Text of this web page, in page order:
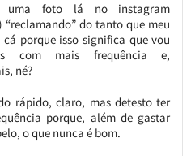
uma foto lá no instagram
“reclamando” do tanto que meu
porque isso significa que vou
com mais frequência e,
né?
rápido, claro, mas detesto ter
porque, além de gastar
o que nunca é bom.